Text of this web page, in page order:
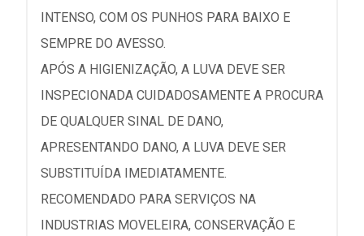
INTENSO, COM OS PUNHOS PARA BAIXO E
SEMPRE DO AVESSO.
APÓS A HIGIENIZAÇÃO, A LUVA DEVE SER
INSPECIONADA CUIDADOSAMENTE A PROCURA
DE QUALQUER SINAL DE DANO,
APRESENTANDO DANO, A LUVA DEVE SER
SUBSTITUÍDA IMEDIATAMENTE.
RECOMENDADO PARA SERVIÇOS NA
INDUSTRIAS MOVELEIRA, CONSERVAÇÃO E